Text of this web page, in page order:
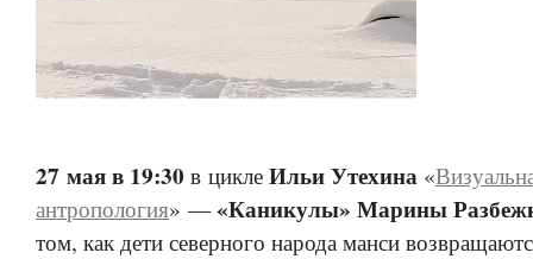
27 мая в 19:30 в цикле Ильи Утехина «
антропология» —«Каникулы» Марины
том, как дети северного народа манси